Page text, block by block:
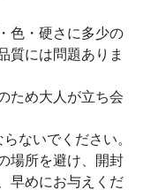
色・硬さに多少の
質には問題ありま
ため大人が立ち会
ないでください。
場所を避け、開封
早めにお与えくだ